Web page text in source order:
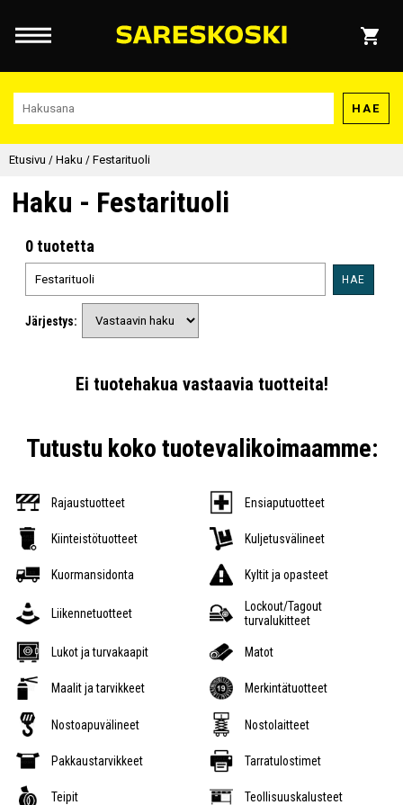
HAE
Etusivu / Haku / Festarituoli
Haku - Festarituoli
0 tuotetta
HAE
Järjestys:
Ei tuotehakua vastaavia tuotteita!
Tutustu koko tuotevalikoimaamme:
Rajaustuotteet Ensiaputuotteet
Kiinteistötuotteet Kuljetusvälineet
Kuormansidonta Kyltit ja opasteet
Liikennetuotteet
Lockout/Tagout
turvalukitteet
Lukot ja turvakaapit Matot
Maalit ja tarvikkeet Merkintätuotteet
Nostoapuvälineet Nostolaitteet
Pakkaustarvikkeet Tarratulostimet
Teipit Teollisuuskalusteet